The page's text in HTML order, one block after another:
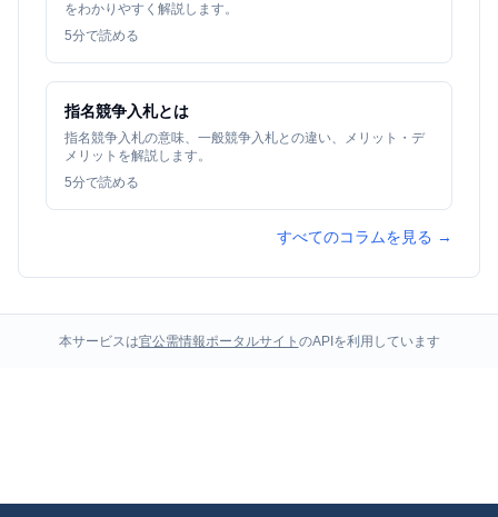
をわかりやすく解説します。
5分で読める
指名競争入札とは
指名競争入札の意味、一般競争入札との違い、メリット・デ
メリットを解説します。
5分で読める
すべてのコラムを見る →
本サービスは官公需情報ポータルサイト のAPIを利用しています